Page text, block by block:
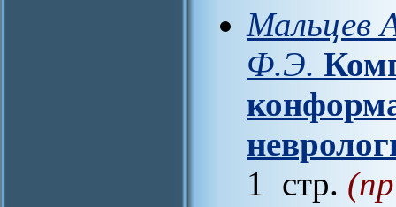
Мальцев
Ф.Э.
1 стр.